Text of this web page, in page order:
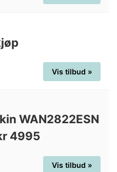
Vis tilbud »
WAN2822ESN
4995
Vis tilbud »